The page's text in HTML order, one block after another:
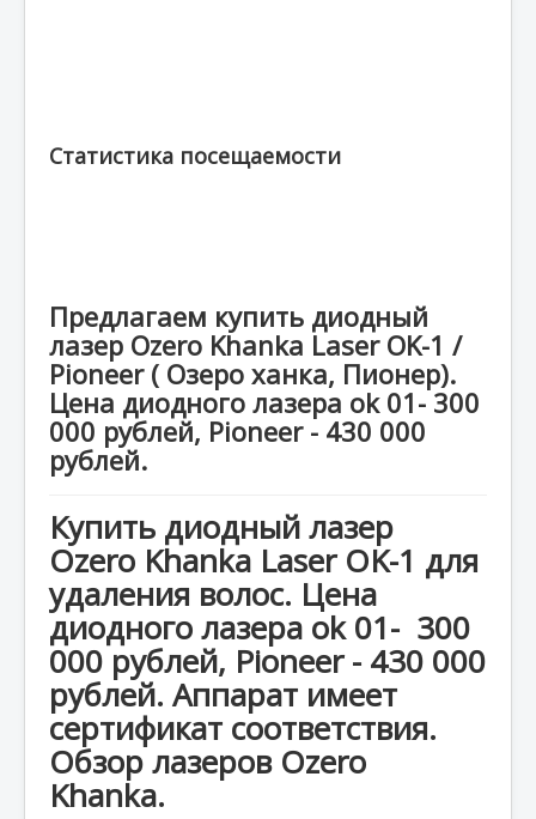
Статистика посещаемости
Предлагаем купить диодный
лазер Ozero Khanka Laser OK-1 /
Pioneer ( Озеро ханка, Пионер).
Цена диодного лазера ok 01- 300
000 рублей, Pioneer - 430 000
рублей.
Купить диодный лазер
Ozero Khanka Laser OK-1 для
удаления волос. Цена
диодного лазера ok 01- 300
000 рублей, Pioneer - 430 000
рублей. Аппарат имеет
сертификат соответствия.
Обзор лазеров Ozero
Khanka.